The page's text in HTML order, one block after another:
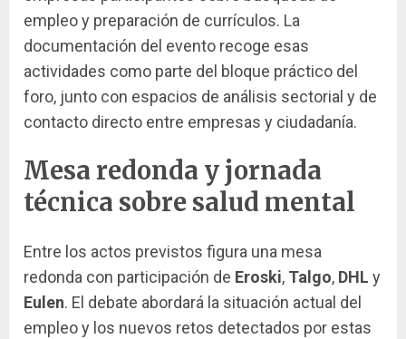
empleo y preparación de currículos. La
documentación del evento recoge esas
actividades como parte del bloque práctico del
foro, junto con espacios de análisis sectorial y de
contacto directo entre empresas y ciudadanía.
Mesa redonda y jornada
técnica sobre salud mental
Entre los actos previstos figura una mesa
redonda con participación de Eroski, Talgo, DHL y
Eulen. El debate abordará la situación actual del
empleo y los nuevos retos detectados por estas